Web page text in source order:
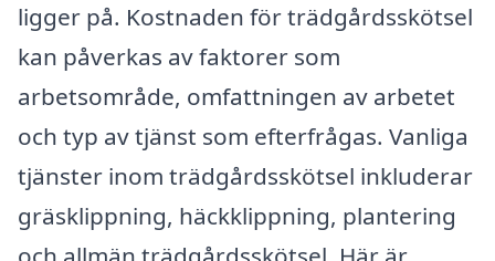
ligger på. Kostnaden för trädgårdsskötsel
kan påverkas av faktorer som
arbetsområde, omfattningen av arbetet
och typ av tjänst som efterfrågas. Vanliga
tjänster inom trädgårdsskötsel inkluderar
gräsklippning, häckklippning, plantering